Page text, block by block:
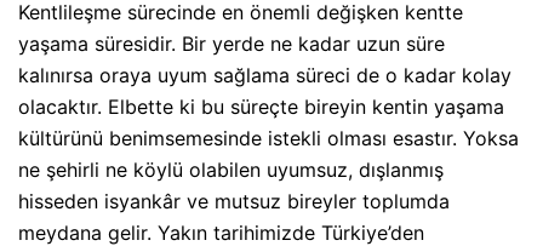
Kentlileşme sürecinde en önemli değişken kentte
yaşama süresidir. Bir yerde ne kadar uzun süre
kalınırsa oraya uyum sağlama süreci de o kadar kolay
olacaktır. Elbette ki bu süreçte bireyin kentin yaşama
kültürünü benimsemesinde istekli olması esastır. Yoksa
ne şehirli ne köylü olabilen uyumsuz, dışlanmış
hisseden isyankâr ve mutsuz bireyler toplumda
meydana gelir. Yakın tarihimizde Türkiye’den